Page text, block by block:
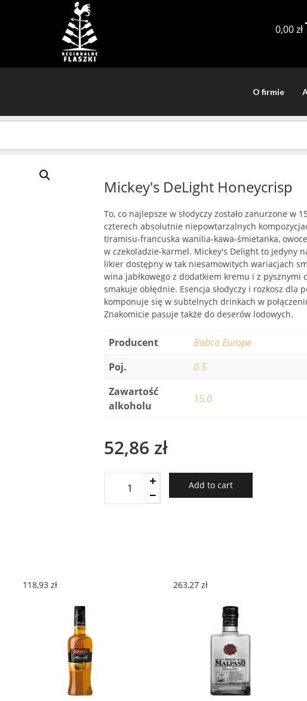
0,00zł
O firmie
Mickey's DeLight Honeycrisp
To, co najlepsze w słodyczy zostało zanurzone w
czterech absolutnie niepowtarzalnych
tiramisu-francuska wanilia-kawa-śmietanka,
w czekoladzie-karmel. Mickey's Delight to jedyny
likier dostępny w tak niesamowitych wariacjach
wina jabłkowego z dodatkiem kremu i z pysznymi
smakuje obłędnie. Esencja słodyczy i rozkosz dla
komponuje się w subtelnych drinkach w
Znakomicie pasuje także do deserów lodowych.
Producent
Babco Europe
Poj.
0.5
Zawartość
alkoholu
15.0
52,86 zł
DeLight
Add to cart
118,93 zł 263,27 zł